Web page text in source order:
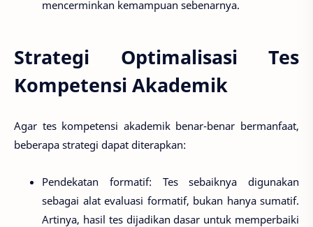
mencerminkan kemampuan sebenarnya.
Strategi Optimalisasi Tes
Kompetensi Akademik
Agar tes kompetensi akademik benar-benar bermanfaat,
beberapa strategi dapat diterapkan:
Pendekatan formatif: Tes sebaiknya digunakan
sebagai alat evaluasi formatif, bukan hanya sumatif.
Artinya, hasil tes dijadikan dasar untuk memperbaiki